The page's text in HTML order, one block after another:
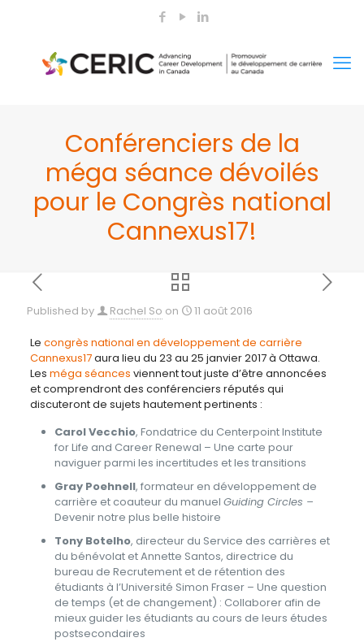
Conférenciers de la
méga séance dévoilés
pour le Congrès national
Cannexus17!
Published by Rachel So on 11 août 2016
Le congrès national en développement de carrière
Cannexus17aura lieu du 23 au 25 janvier 2017 à Ottawa.
Les méga séances viennent tout juste d’être annoncées
et comprendront des conférenciers réputés qui
discuteront de sujets hautement pertinents :
Carol Vecchio, Fondatrice du Centerpoint Institute
for Life and Career Renewal – Une carte pour
naviguer parmi les incertitudes et les transitions
Gray Poehnell, formateur en développement de
carrière et coauteur du manuel Guiding Circles –
Devenir notre plus belle histoire
Tony Botelho, directeur du Service des carrières et
du bénévolat et Annette Santos, directrice du
bureau de Recrutement et de rétention des
étudiants à l’Université Simon Fraser – Une question
de temps (et de changement) : Collaborer afin de
mieux guider les étudiants au cours de leurs études
postsecondaires